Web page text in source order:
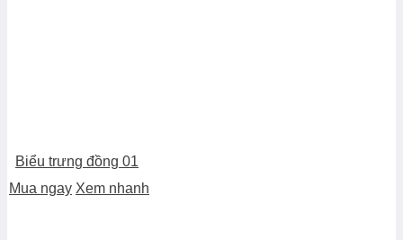
Biểu trưng đồng 01
Mua ngay Xem nhanh